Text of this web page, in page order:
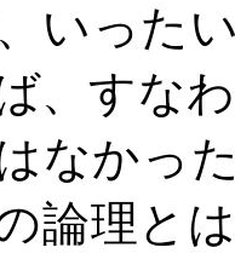
いった
、すな
なかっ
論理と